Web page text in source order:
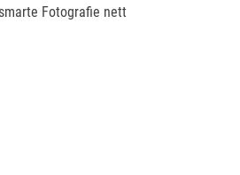
Fotografie nett